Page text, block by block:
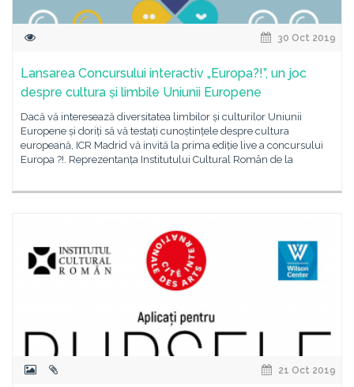
30 Oct 2019
Lansarea Concursului interactiv „Europa?!”, un joc
despre cultura și limbile Uniunii Europene
Dacă vă interesează diversitatea limbilor și culturilor Uniunii
Europene și doriți să vă testați cunoștințele despre cultura
europeană, ICR Madrid vă invită la prima ediție live a concursului
Europa ?!. Reprezentanța Institutului Cultural Român de la
21 Oct 2019